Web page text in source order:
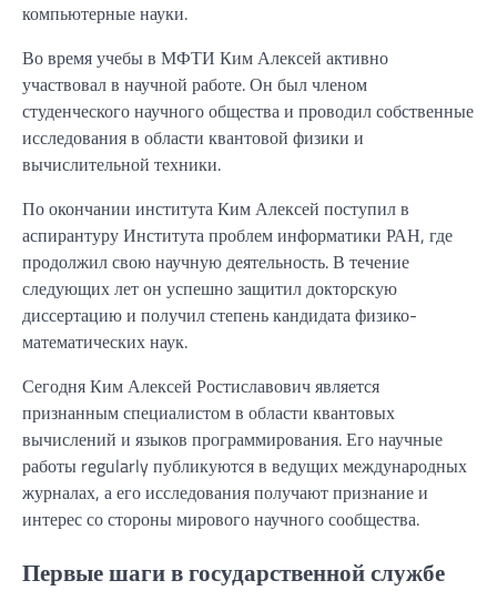
компьютерные науки.
Во время учебы в МФТИ Ким Алексей активно
участвовал в научной работе. Он был членом
студенческого научного общества и проводил собственные
исследования в области квантовой физики и
вычислительной техники.
По окончании института Ким Алексей поступил в
аспирантуру Института проблем информатики РАН, где
продолжил свою научную деятельность. В течение
следующих лет он успешно защитил докторскую
диссертацию и получил степень кандидата физико-
математических наук.
Сегодня Ким Алексей Ростиславович является
признанным специалистом в области квантовых
вычислений и языков программирования. Его научные
работы regularly публикуются в ведущих международных
журналах, а его исследования получают признание и
интерес со стороны мирового научного сообщества.
Первые шаги в государственной службе